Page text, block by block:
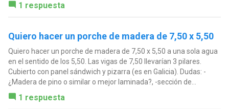
1 respuesta
Quiero hacer un porche de madera de 7,50 x 5,50
Quiero hacer un porche de madera de 7,50 x 5,50 a una sola agua
en el sentido de los 5,50. Las vigas de 7,50 llevarían 3 pilares.
Cubierto con panel sándwich y pizarra (es en Galicia). Dudas: -
¿Madera de pino o similar o mejor laminada?, -sección de...
1 respuesta